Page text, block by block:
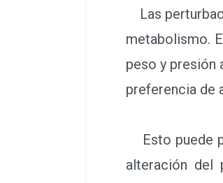
Las
metabolismo.
peso y presión
preferencia de
Esto puede
alteración del